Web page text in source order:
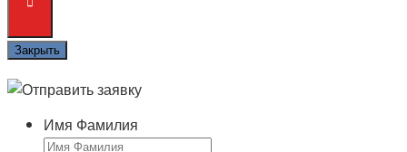
Закрыть
Имя Фамилия